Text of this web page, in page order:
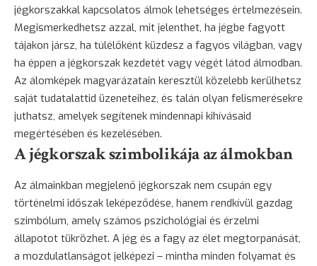
jégkorszakkal kapcsolatos álmok lehetséges értelmezésein.
Megismerkedhetsz azzal, mit jelenthet, ha jégbe fagyott
tájakon jársz, ha túlélőként küzdesz a fagyos világban, vagy
ha éppen a jégkorszak kezdetét vagy végét látod álmodban.
Az álomképek magyarázatain keresztül közelebb kerülhetsz
saját tudatalattid üzeneteihez, és talán olyan felismerésekre
juthatsz, amelyek segítenek mindennapi kihívásaid
megértésében és kezelésében.
A jégkorszak szimbolikája az álmokban
Az álmainkban megjelenő jégkorszak nem csupán egy
történelmi időszak leképeződése, hanem rendkívül gazdag
szimbólum, amely számos pszichológiai és érzelmi
állapotot tükrözhet. A jég és a fagy az élet megtorpanását,
a mozdulatlanságot jelképezi – mintha minden folyamat és